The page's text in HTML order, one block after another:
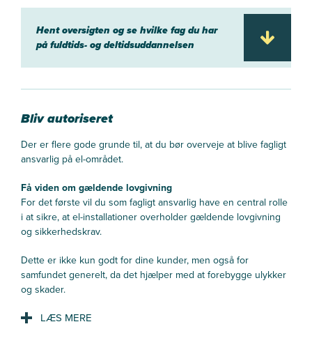
Hent oversigten og se hvilke fag du har
på fuldtids- og deltidsuddannelsen
Bliv autoriseret
Der er flere gode grunde til, at du bør overveje at blive fagligt
ansvarlig på el-området.
Få viden om gældende lovgivning
For det første vil du som fagligt ansvarlig have en central rolle
i at sikre, at el-installationer overholder gældende lovgivning
og sikkerhedskrav.
Dette er ikke kun godt for dine kunder, men også for
samfundet generelt, da det hjælper med at forebygge ulykker
og skader.